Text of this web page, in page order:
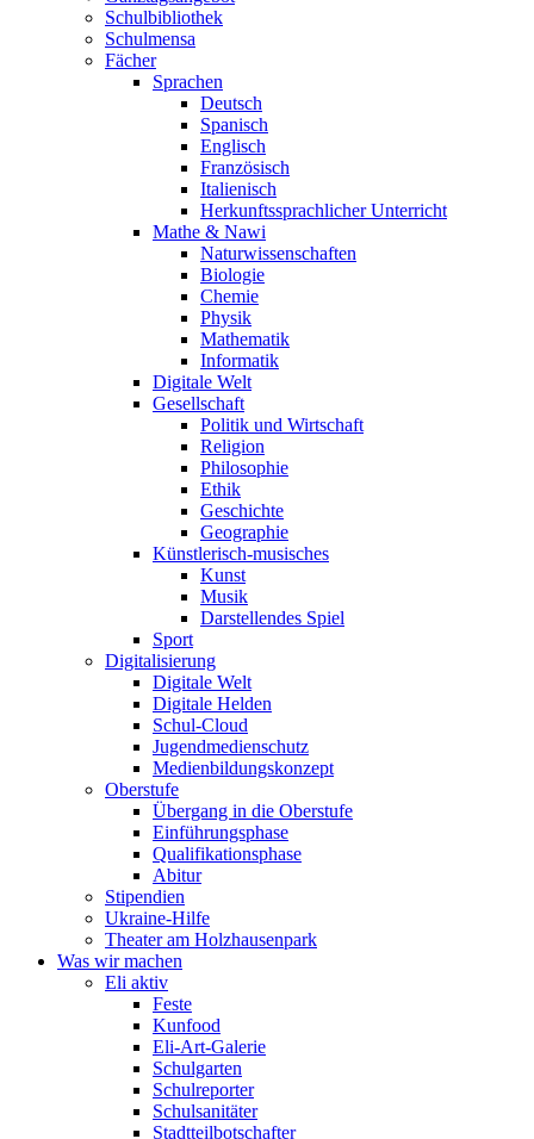
Schulbibliothek
Schulmensa
Fächer
Sprachen
Deutsch
Spanisch
Englisch
Französisch
Italienisch
Herkunftssprachlicher Unterricht
Mathe & Nawi
Naturwissenschaften
Biologie
Chemie
Physik
Mathematik
Informatik
Digitale Welt
Gesellschaft
Politik und Wirtschaft
Religion
Philosophie
Ethik
Geschichte
Geographie
Künstlerisch-musisches
Kunst
Musik
Darstellendes Spiel
Sport
Digitalisierung
Digitale Welt
Digitale Helden
Schul-Cloud
Jugendmedienschutz
Medienbildungskonzept
Oberstufe
Übergang in die Oberstufe
Einführungsphase
Qualifikationsphase
Abitur
Stipendien
Ukraine-Hilfe
Theater am Holzhausenpark
Was wir machen
Eli aktiv
Feste
Kunfood
Eli-Art-Galerie
Schulgarten
Schulreporter
Schulsanitäter
Stadtteilbotschafter